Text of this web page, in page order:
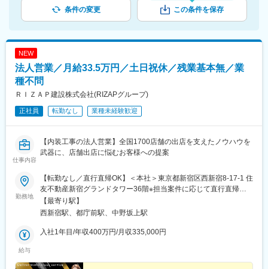
条件の変更 この条件を保存
NEW
法人営業／月給33.5万円／土日祝休／残業基本無／業
種不問
ＲＩＺＡＰ建設株式会社(RIZAPグループ)
正社員 転勤なし 業種未経験歓迎
仕事内容
【内装工事の法人営業】全国1700店舗の出店を支えたノウハウを
武器に、店舗出店に悩むお客様への提案
勤務地
【転勤なし／直行直帰OK】＜本社＞東京都新宿区西新宿8-17-1 住
友不動産新宿グランドタワー36階※担当案件に応じて直行直帰が
可能です。※敷地内全面禁煙
【最寄り駅】
西新宿駅、都庁前駅、中野坂上駅
給与
入社1年目/年収400万円/月収335,000円